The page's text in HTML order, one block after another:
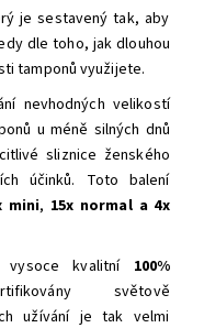
je sestavený tak, aby
dle toho, jak dlouhou
tamponů využijete.
nevhodných velikostí
u méně silných dnů
sliznice ženského
účinků. Toto balení
mini, 15x normal a 4x
vysoce kvalitní 100%
světově
užívání je tak velmi